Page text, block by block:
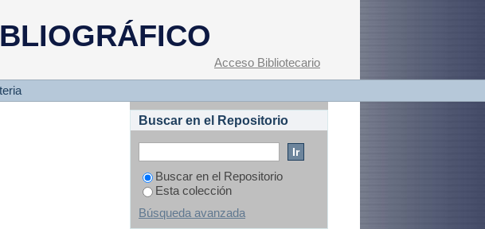
Acceso Bibliotecario
Buscar en el Repositorio
Buscar en el Repositorio
Esta colección
Búsqueda avanzada